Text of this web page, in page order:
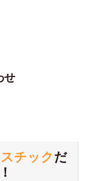
せ
チックだ